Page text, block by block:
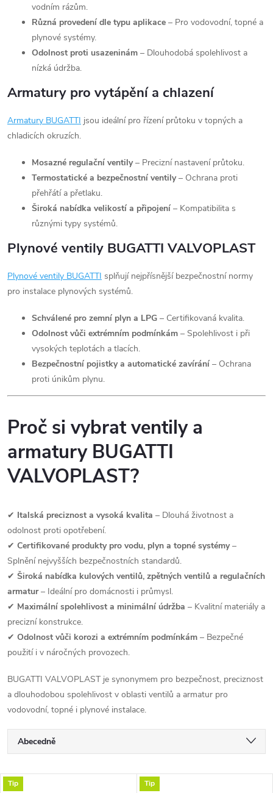
vodním rázům.
Různá provedení dle typu aplikace – Pro vodovodní, topné a
plynové systémy.
Odolnost proti usazeninám – Dlouhodobá spolehlivost a
nízká údržba.
Armatury pro vytápění a chlazení
Armatury BUGATTI jsou ideální pro řízení průtoku v topných a
chladicích okruzích.
Mosazné regulační ventily– Precizní nastavení průtoku.
Termostatické a bezpečnostní ventily– Ochrana proti
přehřátí a přetlaku.
Široká nabídka velikostí a připojení – Kompatibilita s
různými typy systémů.
Plynové ventily BUGATTI VALVOPLAST
Plynové ventily BUGATTI splňují nejpřísnější bezpečnostní normy
pro instalace plynových systémů.
Schválené pro zemní plyn a LPG – Certifikovaná kvalita.
Odolnost vůči extrémním podmínkám – Spolehlivost i při
vysokých teplotách a tlacích.
Bezpečnostní pojistky a automatické zavírání – Ochrana
proti únikům plynu.
Proč si vybrat ventily a
armatury BUGATTI
VALVOPLAST?
✔ Italská preciznost a vysoká kvalita – Dlouhá životnost a
odolnost proti opotřebení.
✔ Certifikované produkty pro vodu, plyn a topné systémy–
Splnění nejvyšších bezpečnostních standardů.
✔ Široká nabídka kulových ventilů, zpětných ventilů a regulačních
armatur– Ideální pro domácnosti i průmysl.
✔ Maximální spolehlivost a minimální údržba – Kvalitní materiály a
precizní konstrukce.
✔ Odolnost vůči korozi a extrémním podmínkám – Bezpečné
použití i v náročných provozech.
BUGATTI VALVOPLAST je synonymem pro bezpečnost, preciznost
a dlouhodobou spolehlivost v oblasti ventilů a armatur pro
vodovodní, topné i plynové instalace.
Ř
a
Abecedně
Nejdražší
Tip Tip